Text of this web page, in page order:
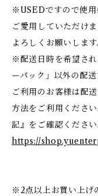
※USEDですので使用
ご愛用していただけ
よろしくお願いします
※配送日時を希望さ
ーパック」以外の配
ご利用のお客様は配
方法をご利用くださ
記』をご確認ください
https://
※2点以上お買い上げ